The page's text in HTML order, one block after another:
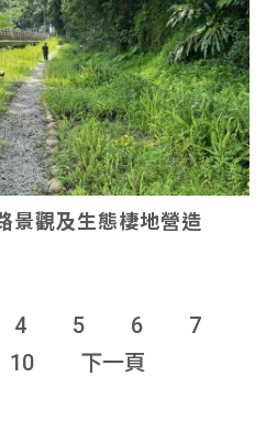
景觀及生態棲地營造
4 5 6
7
10 下一頁